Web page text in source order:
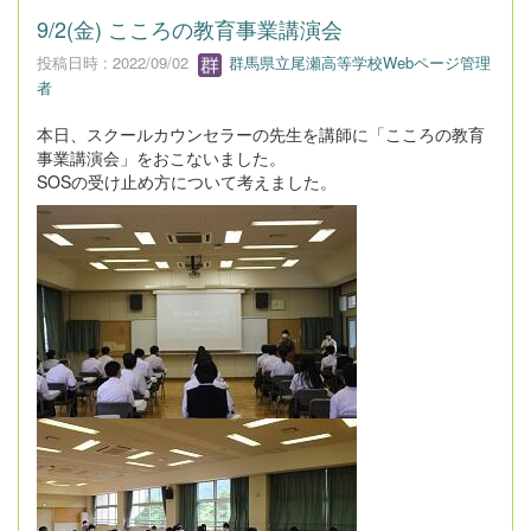
9/2(金) こころの教育事業講演会
投稿日時 : 2022/09/02
群馬県立尾瀬高等学校Webページ管理
者
本日、スクールカウンセラーの先生を講師に「こころの教育
事業講演会」をおこないました。
SOSの受け止め方について考えました。